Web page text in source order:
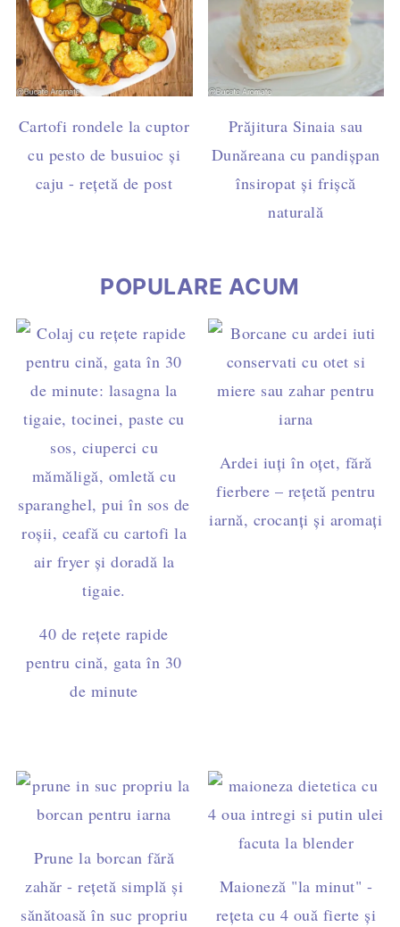
Cartofi rondele la cuptor
cu pesto de busuioc și
caju - rețetă de post
Prăjitura Sinaia sau
Dunăreana cu pandișpan
însiropat și frișcă
naturală
POPULARE ACUM
40 de rețete rapide
pentru cină, gata în 30
de minute
Ardei iuți în oțet, fără
fierbere – rețetă pentru
iarnă, crocanți și aromați
Prune la borcan fără
zahăr - rețetă simplă și
sănătoasă în suc propriu
Maioneză "la minut" -
rețeta cu 4 ouă fierte și